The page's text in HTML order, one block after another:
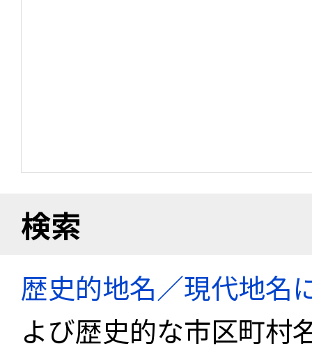
検索
歴史的地名／現代地名
よび歴史的な市区町村